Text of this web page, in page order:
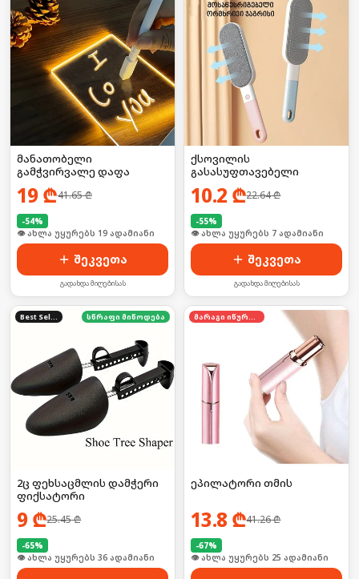
მანათობელი
გამჭვირვალე დაფა
19 ₾41.65₾
-54%
🛒 ბოლო 24სთ-ში იყიდა 26-მა
შეკვეთა
გადახდა მიღებისას
ქსოვილის
გასასუფთავებელი
10.2 ₾22.64₾
-55%
🛒 ბოლო 24სთ-ში იყიდა 8-მა
შეკვეთა
გადახდა მიღებისას
სწრაფი მიწოდება
2ც ფეხსაცმლის დამჭერი
ფიქსატორი
9 ₾25.45₾
-65%
🛒 ბოლო 24სთ-ში იყიდა 48-მა
ეპილატორი თმის
13.8 ₾41.26₾
-67%
🛒 ბოლო 24სთ-ში იყიდა 39-მა